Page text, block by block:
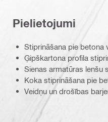
Pielietojumi
Stiprināšana pie betona
Ģipškartona profila
Sienas armatūras lenšu
Koka stiprināšana pie
Veidņu un drošības